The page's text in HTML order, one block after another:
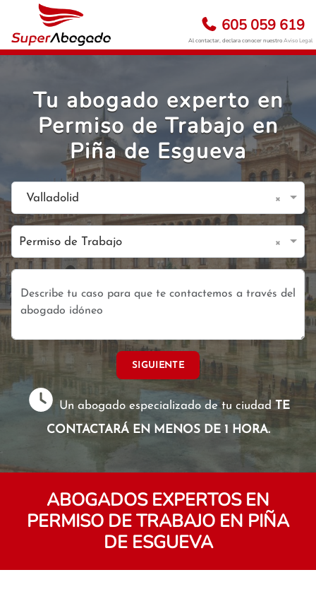
605 059 619
Al contactar, declara conocer nuestroAviso Legal
Tu abogado experto en
Permiso de Trabajo en
Piña de Esgueva
Valladolid ×
Permiso de Trabajo ×
SIGUIENTE
Un abogado especializado de tu ciudadTE
CONTACTARÁ EN MENOS DE 1 HORA.
ABOGADOS EXPERTOS EN
PERMISO DE TRABAJO EN PIÑA
DE ESGUEVA